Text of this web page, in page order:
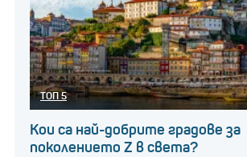
ТОП 5
Кои са най-добрите градове за
поколението Z в света?